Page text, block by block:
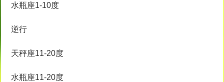
水瓶座1-10度
逆行
天秤座11-20度
水瓶座11-20度